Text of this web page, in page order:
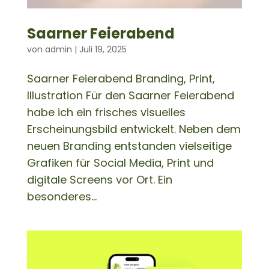
Saarner Feierabend
von admin | Juli 19, 2025
Saarner Feierabend Branding, Print,
Illustration Für den Saarner Feierabend
habe ich ein frisches visuelles
Erscheinungsbild entwickelt. Neben dem
neuen Branding entstanden vielseitige
Grafiken für Social Media, Print und
digitale Screens vor Ort. Ein
besonderes...